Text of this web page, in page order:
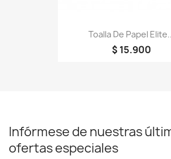
Toalla De Papel
$ 15.900
Infórmese de nuestras
ofertas especiales